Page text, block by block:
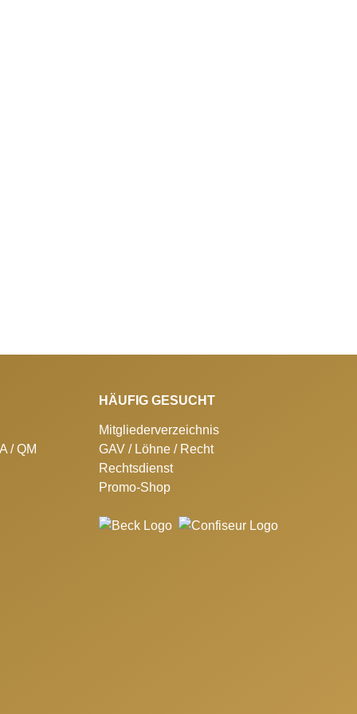
/ QM
HÄUFIG GESUCHT
Mitgliederverzeichnis
GAV / Löhne / Recht
Rechtsdienst
Promo-Shop